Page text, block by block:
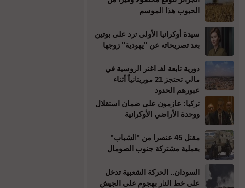
الحبوب هذا الموسم
سيدة أوكرانيا الأولى ترد على بوتين
بعد تصريحاته عن "يهودية" زوجها
دورية تابعة لفـ اغنر الروسية في
مالي تحتجز 21 موريتانياً أثناء
عبورهم الحدود
تركيا: عازمون على ضمان استقلال
ووحدة الأراضي الأوكرانية
مقتل 45 عنصرا من "الشباب"
بعملية مشتركة جنوب الصومال
السودان.. الحركة الشعبية تدخل
على خط النار بهجوم على الجيش